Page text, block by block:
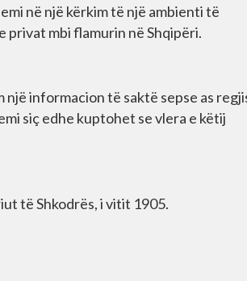
në një kërkim të një ambienti të
privat mbi flamurin në Shqipëri.
një informacion të saktë sepse as
siç edhe kuptohet se vlera e këtij
të Shkodrës, i vitit 1905.